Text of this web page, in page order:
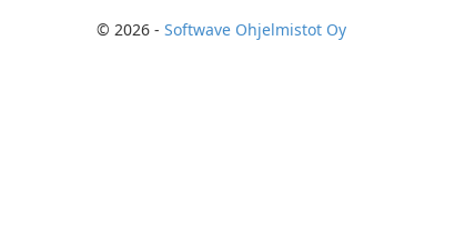
© 2026 - Softwave Ohjelmistot Oy